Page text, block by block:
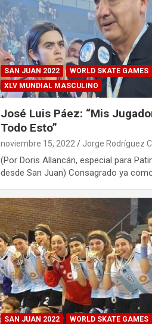
SAN JUAN 2022
WORLD SKATE GAMES
XLV MUNDIAL MASCULINO
José Luis Páez: “Mis
Todo Esto”
noviembre 15, 2022 Jorge Rodríguez
(Por Doris Allancán, especial para
desde San Juan) Consagrado ya
SAN JUAN 2022
WORLD SKATE GAMES